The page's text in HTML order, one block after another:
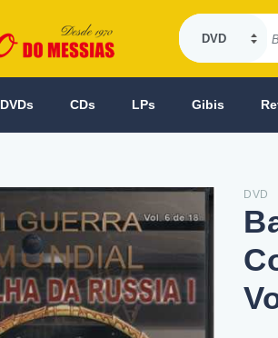
DVDs CDs LPs Gibis
DVD